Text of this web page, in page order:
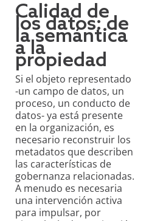
Calidad de
los datos: de
la semántica
a la
propiedad
Si el objeto representado
-un campo de datos, un
proceso, un conducto de
datos- ya está presente
en la organización, es
necesario reconstruir los
metadatos que describen
las características de
gobernanza relacionadas.
A menudo es necesaria
una intervención activa
para impulsar, por